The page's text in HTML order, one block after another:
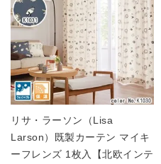
リサ・ラーソン（Lisa
Larson）既製カーテン マイキ
ーフレンズ 1枚入【北欧インテ